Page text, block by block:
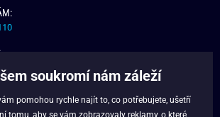
soukromí nám záleží
pomohou rychle najít to, co potřebujete, ušetří
tomu, aby se vám zobrazovaly reklamy, o které